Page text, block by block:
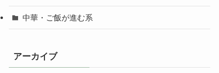
中華・ご飯が進む系
アーカイブ